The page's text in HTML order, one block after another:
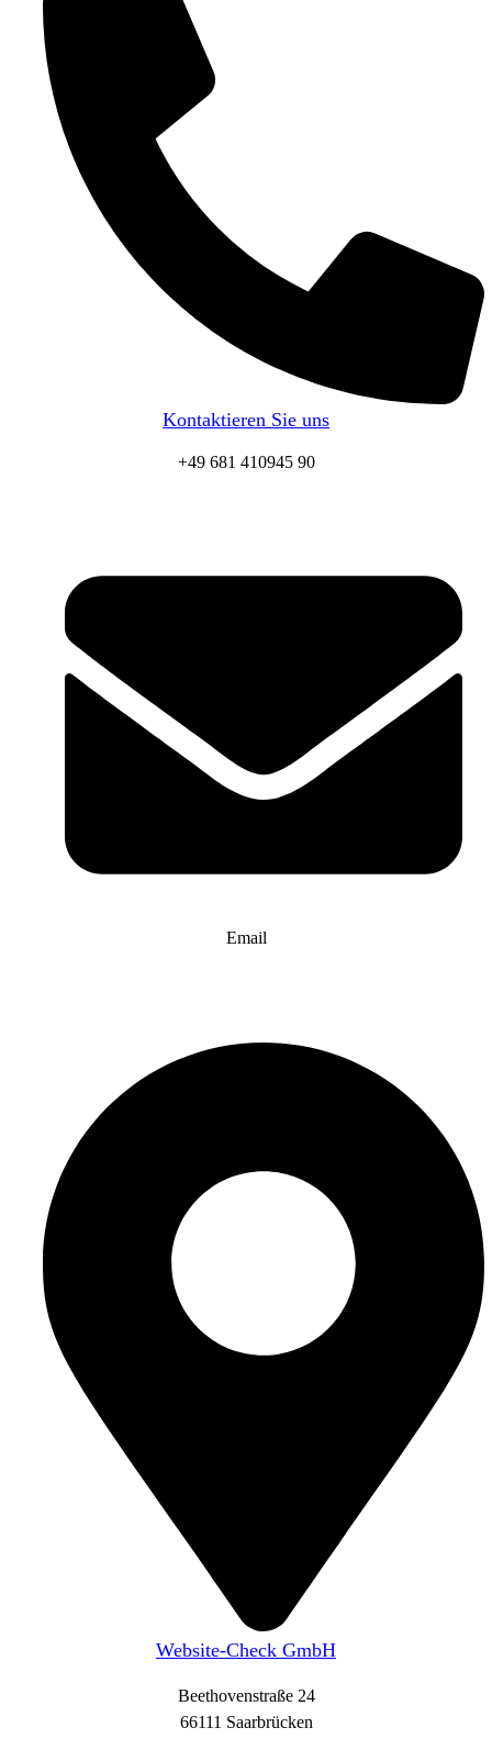
Kontaktieren Sie uns
+49 681 410945 90
Email
Website-Check GmbH
Beethovenstraße 24
66111 Saarbrücken